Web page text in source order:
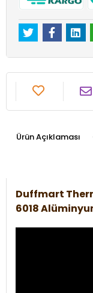
Ürün Açıklaması
Duffmart
6018